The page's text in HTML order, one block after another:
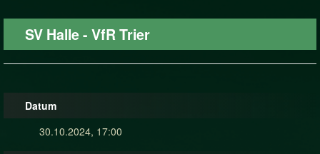
SV Halle - VfR Trier
Datum
30.10.2024, 17:00